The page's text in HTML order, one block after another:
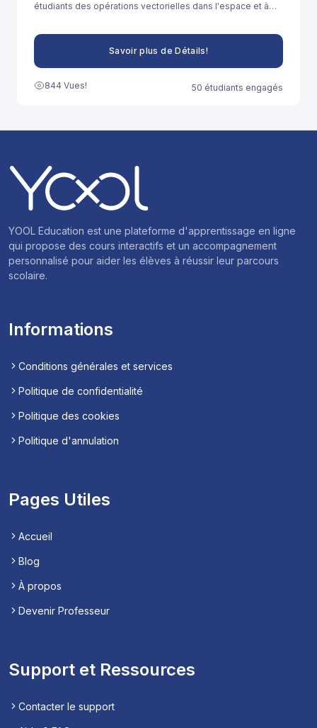
étudiants des opérations vectorielles dans l'espace et à
mathématiques et scientifiques complexes.
Savoir plus de Détails!
844 Vues! 50 étudiants engagés
YOOL Education est une plateforme d'apprentissage en ligne
qui propose des cours interactifs et un accompagnement
personnalisé pour aider les élèves à réussir leur parcours
scolaire.
Informations
Conditions générales et services
Politique de confidentialité
Politique des cookies
Politique d'annulation
Pages Utiles
Accueil
Blog
À propos
Devenir Professeur
Support et Ressources
Contacter le support